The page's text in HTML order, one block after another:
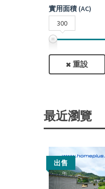
實用面積 (AC)
300
重設
最近瀏覽
出售